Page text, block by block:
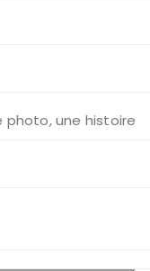
photo, une histoire